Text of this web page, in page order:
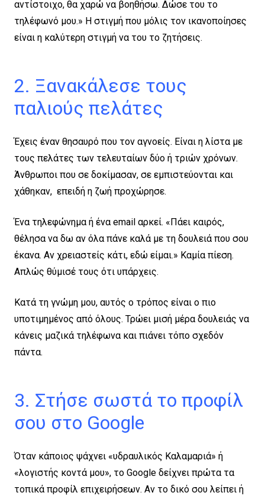
αντίστοιχο, θα χαρώ να βοηθήσω. Δώσε του το
τηλέφωνό μου.» Η στιγμή που μόλις τον ικανοποίησες
είναι η καλύτερη στιγμή να του το ζητήσεις.
2. Ξανακάλεσε τους
παλιούς πελάτες
Έχεις έναν θησαυρό που τον αγνοείς. Είναι η λίστα με
τους πελάτες των τελευταίων δύο ή τριών χρόνων.
Άνθρωποι που σε δοκίμασαν, σε εμπιστεύονται και
χάθηκαν, επειδή η ζωή προχώρησε.
Ένα τηλεφώνημα ή ένα email αρκεί. «Πάει καιρός,
θέλησα να δω αν όλα πάνε καλά με τη δουλειά που σου
έκανα. Αν χρειαστείς κάτι, εδώ είμαι.» Καμία πίεση.
Απλώς θύμισέ τους ότι υπάρχεις.
Κατά τη γνώμη μου, αυτός ο τρόπος είναι ο πιο
υποτιμημένος από όλους. Τρώει μισή μέρα δουλειάς να
κάνεις μαζικά τηλέφωνα και πιάνει τόπο σχεδόν
πάντα.
3. Στήσε σωστά το προφίλ
σου στο Google
Όταν κάποιος ψάχνει «υδραυλικός Καλαμαριά» ή
«λογιστής κοντά μου», το Google δείχνει πρώτα τα
τοπικά προφίλ επιχειρήσεων. Αν το δικό σου λείπει ή